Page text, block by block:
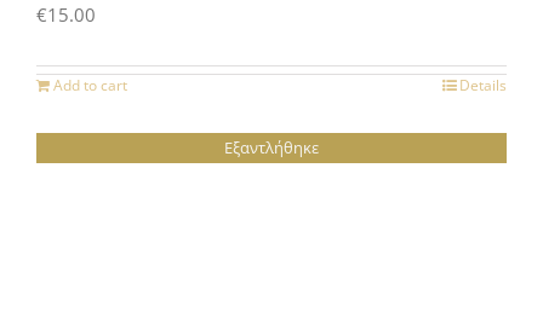
€15.00
Add to cart Details
Εξαντλήθηκε